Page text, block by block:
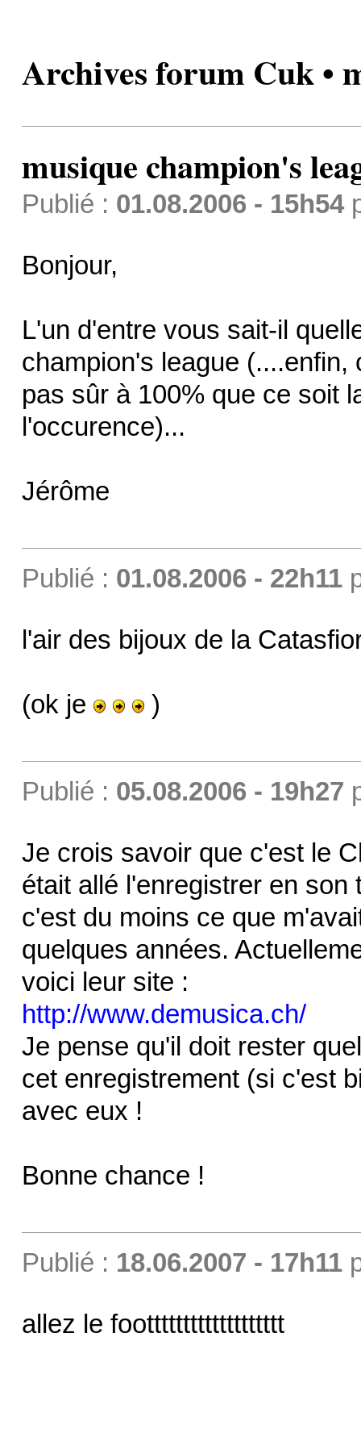
Archives forum Cuk •
musique champion's
Publié : 01.08.2006 - 15h54
Bonjour,
L'un d'entre vous sait-il
champion's league
pas sûr à 100% que ce soit
l'occurence)...
Jérôme
Publié : 01.08.2006 - 22h11
l'air des bijoux de la
(ok je )
Publié : 05.08.2006 - 19h27
Je crois savoir que c'est le
était allé l'enregistrer en
c'est du moins ce que
quelques années.
voici leur site :
http://www.demusica.ch/
Je pense qu'il doit rester
cet enregistrement (si c'est
avec eux !
Bonne chance !
Publié : 18.06.2007 - 17h11
allez le foottttttttttttttttttt